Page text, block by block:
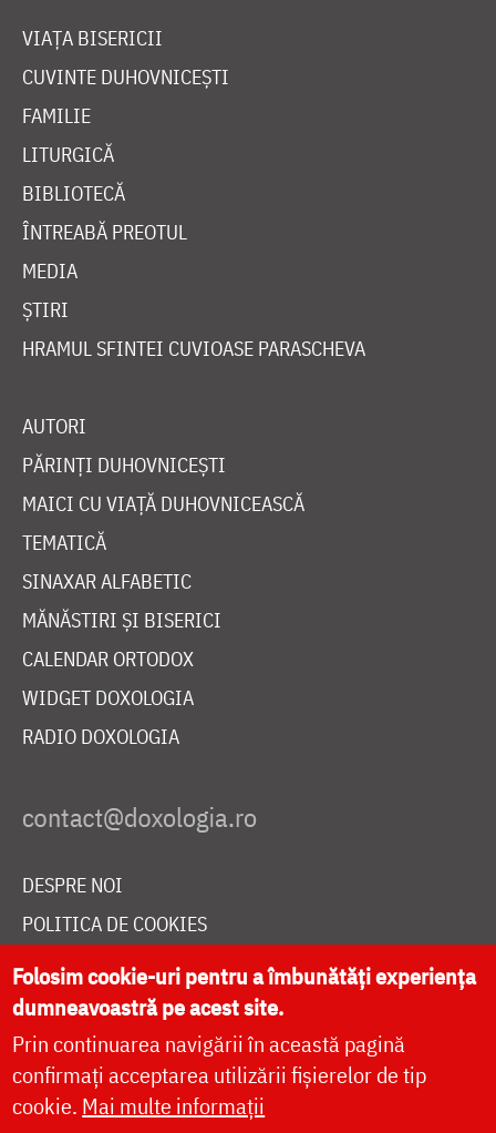
VIAȚA BISERICII
CUVINTE DUHOVNICEȘTI
FAMILIE
LITURGICĂ
BIBLIOTECĂ
ÎNTREABĂ PREOTUL
MEDIA
ȘTIRI
HRAMUL SFINTEI CUVIOASE PARASCHEVA
AUTORI
PĂRINȚI DUHOVNICEȘTI
MAICI CU VIAȚĂ DUHOVNICEASCĂ
TEMATICĂ
SINAXAR ALFABETIC
MĂNĂSTIRI ȘI BISERICI
CALENDAR ORTODOX
WIDGET DOXOLOGIA
RADIO DOXOLOGIA
DESPRE NOI
POLITICA DE COOKIES
DONEAZĂ ONLINE PENTRU CATEDRALA NAȚIONALĂ
LIVE
Folosim cookie-uri pentru a îmbunătăți experiența
dumneavoastră pe acest site.
Prin continuarea navigării în această pagină
confirmați acceptarea utilizării fișierelor de tip
cookie. Mai multe informații